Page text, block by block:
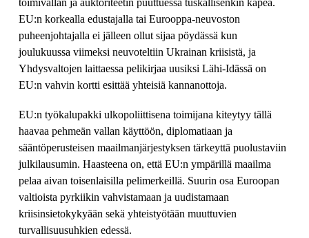
toimivallan ja auktoriteetin puuttuessa tuskallisenkin kapea.
EU:n korkealla edustajalla tai Eurooppa-neuvoston
puheenjohtajalla ei jälleen ollut sijaa pöydässä kun
joulukuussa viimeksi neuvoteltiin Ukrainan kriisistä, ja
Yhdysvaltojen laittaessa pelikirjaa uusiksi Lähi-Idässä on
EU:n vahvin kortti esittää yhteisiä kannanottoja.
EU:n työkalupakki ulkopoliittisena toimijana kiteytyy tällä
haavaa pehmeän vallan käyttöön, diplomatiaan ja
sääntöperusteisen maailmanjärjestyksen tärkeyttä puolustaviin
julkilausumin. Haasteena on, että EU:n ympärillä maailma
pelaa aivan toisenlaisilla pelimerkeillä. Suurin osa Euroopan
valtioista pyrkiikin vahvistamaan ja uudistamaan
kriisinsietokykyään sekä yhteistyötään muuttuvien
turvallisuusuhkien edessä.